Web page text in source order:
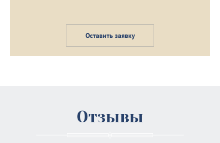
Оставить заявку
Отзывы